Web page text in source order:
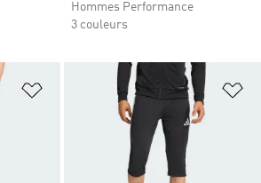
Hommes Performance
3 couleurs
Ajouter à la Liste de produits